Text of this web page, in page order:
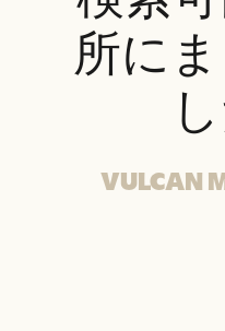
所に
VULCAN